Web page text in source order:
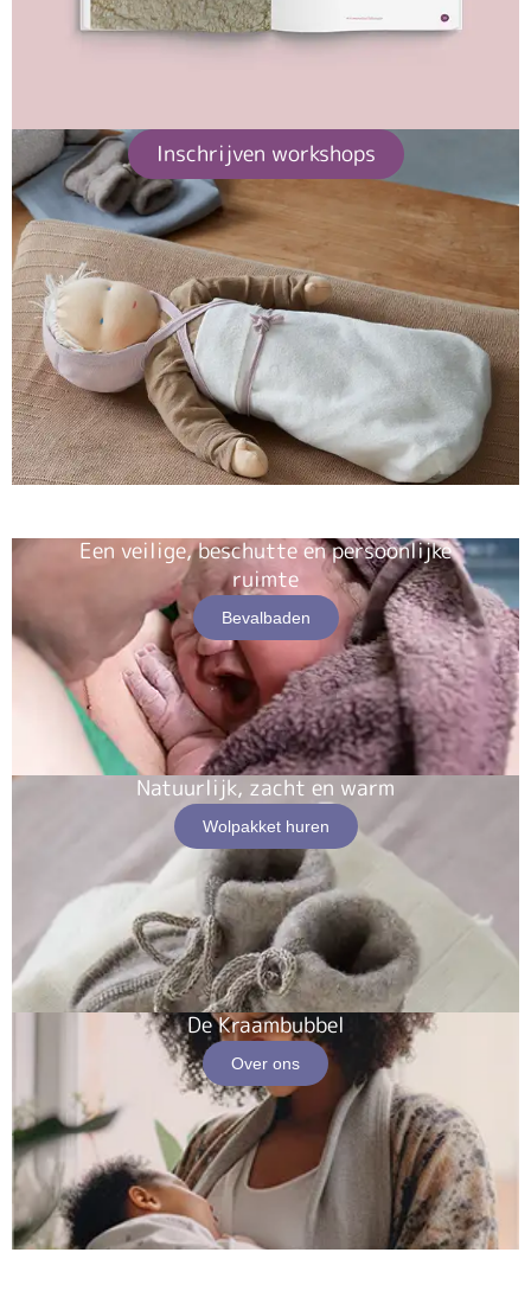
Inschrijven workshops
Een veilige, beschutte en persoonlijke
ruimte
Bevalbaden
Natuurlijk, zacht en warm
Wolpakket huren
De Kraambubbel
Over ons